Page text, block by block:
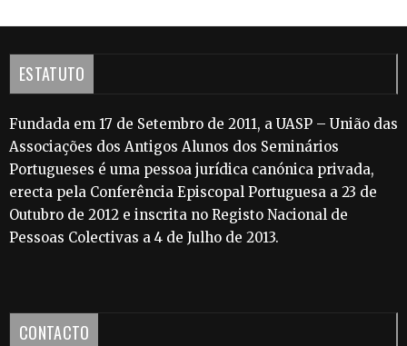
ESTATUTO
Fundada em 17 de Setembro de 2011, a UASP – União das
Associações dos Antigos Alunos dos Seminários
Portugueses é uma pessoa jurídica canónica privada,
erecta pela Conferência Episcopal Portuguesa a 23 de
Outubro de 2012 e inscrita no Registo Nacional de
Pessoas Colectivas a 4 de Julho de 2013.
CONTACTO